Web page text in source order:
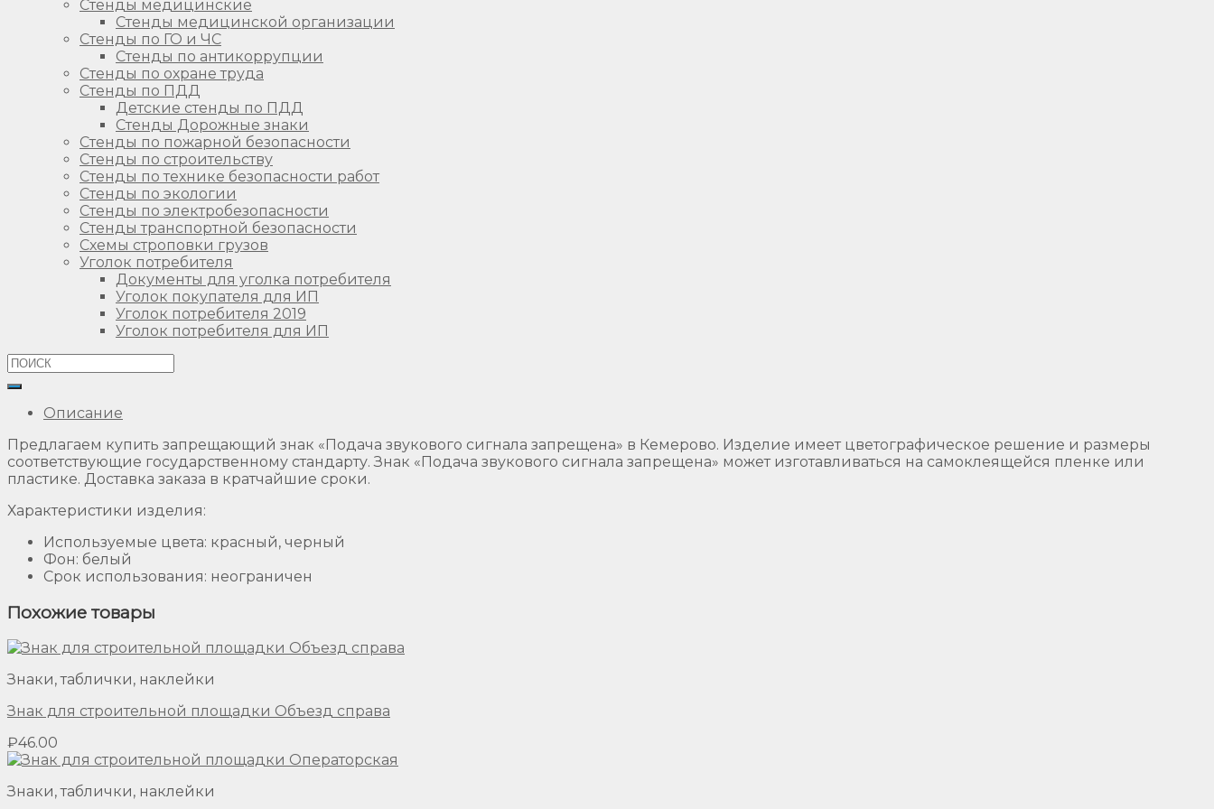
Стенды медицинские
Стенды медицинской организации
Стенды по ГО и ЧС
Стенды по антикоррупции
Стенды по охране труда
Стенды по ПДД
Детские стенды по ПДД
Стенды Дорожные знаки
Стенды по пожарной безопасности
Стенды по строительству
Стенды по технике безопасности работ
Стенды по экологии
Стенды по электробезопасности
Стенды транспортной безопасности
Схемы строповки грузов
Уголок потребителя
Документы для уголка потребителя
Уголок покупателя для ИП
Уголок потребителя 2019
Уголок потребителя для ИП
Описание
Предлагаем купить запрещающий знак «Подача звукового сигнала запрещена» в Кемерово. Изделие имеет цветографическое решение и размеры
соответствующие государственному стандарту. Знак «Подача звукового сигнала запрещена» может изготавливаться на самоклеящейся пленке или
пластике. Доставка заказа в кратчайшие сроки.
Характеристики изделия:
Используемые цвета: красный, черный
Фон: белый
Срок использования: неограничен
Похожие товары
Знаки, таблички, наклейки
Знак для строительной площадки Объезд справа
₽46.00
Знаки, таблички, наклейки